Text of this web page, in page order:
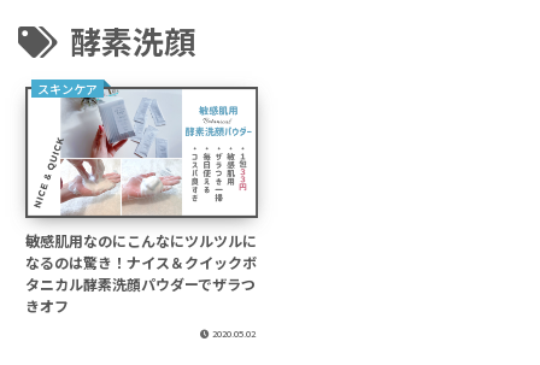
酵素洗顔
スキンケア
敏感肌用なのにこんなにツルツルに
なるのは驚き！ナイス＆クイックボ
タニカル酵素洗顔パウダーでザラつ
きオフ
2020.05.02